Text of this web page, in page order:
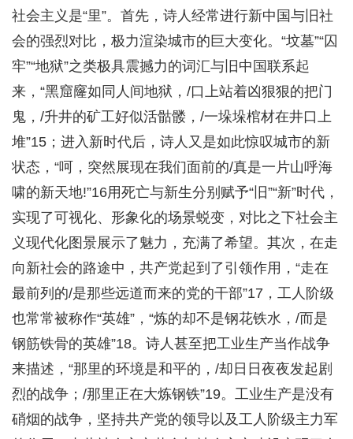
社会主义是“里”。首先，诗人经常进行新中国与旧社
会的强烈对比，极力渲染城市的巨大变化。“坟墓”“囚
牢”“地狱”之类极具震撼力的词汇与旧中国联系起
来，“黑窟窿如同人间地狱，/口上站着凶狠狠的把门
鬼，/升井的矿工好似活骷髅，/一垛垛棺材在井口上
堆”15；进入新时代后，诗人又是如此惊叹城市的新
状态，“呵，突然展现在我们面前的/真是一片山呼海
啸的新天地!”16用死亡与新生分别赋予“旧”“新”时代，
实现了可视化、形象化的场景蜕变，对比之下社会主
义现代化图景展示了魅力，充满了希望。其次，在走
向新社会的路途中，共产党起到了引领作用，“走在
最前列的/是那些远道而来的党的干部”17，工人阶级
也常常被称作“英雄”，“炼的却不是钢花铁水，/而是
钢筋铁骨的英雄”18。诗人甚至把工业生产当作战争
来描述，“那里的环境是和平的，/却日日夜夜发起剧
烈的战争；/那里正在大炼钢铁”19。工业生产是没有
硝烟的战争，坚持共产党的领导以及工人阶级主力军